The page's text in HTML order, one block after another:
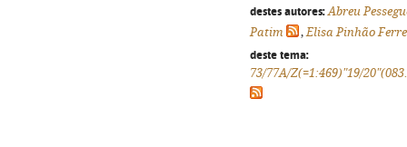
destes autores: Abreu
Patim
,Elisa Pinhão
deste tema:
73/77A/Z(=1:469)"19/